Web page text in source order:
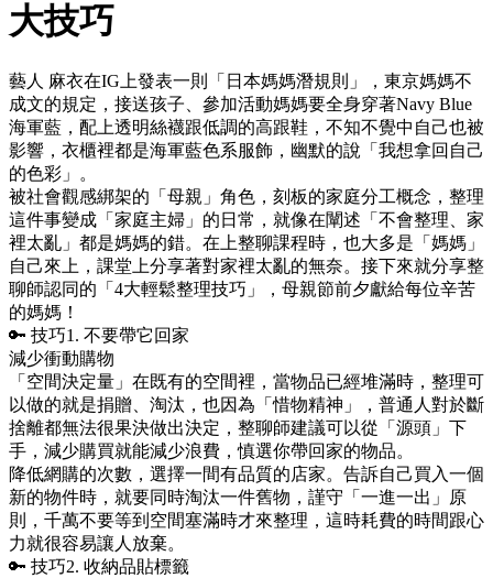
大技巧
藝人 麻衣在IG上發表一則「日本媽媽潛規則」，東京媽媽不
成文的規定，接送孩子、參加活動媽媽要全身穿著Navy Blue
海軍藍，配上透明絲襪跟低調的高跟鞋，不知不覺中自己也被
影響，衣櫃裡都是海軍藍色系服飾，幽默的說「我想拿回自己
的色彩」。
被社會觀感綁架的「母親」角色，刻板的家庭分工概念，整理
這件事變成「家庭主婦」的日常，就像在闡述「不會整理、家
裡太亂」都是媽媽的錯。在上整聊課程時，也大多是「媽媽」
自己來上，課堂上分享著對家裡太亂的無奈。接下來就分享整
聊師認同的「4大輕鬆整理技巧」，母親節前夕獻給每位辛苦
的媽媽！
🔑 技巧1. 不要帶它回家
減少衝動購物
「空間決定量」在既有的空間裡，當物品已經堆滿時，整理可
以做的就是捐贈、淘汰，也因為「惜物精神」，普通人對於斷
捨離都無法很果決做出決定，整聊師建議可以從「源頭」下
手，減少購買就能減少浪費，慎選你帶回家的物品。
降低網購的次數，選擇一間有品質的店家。告訴自己買入一個
新的物件時，就要同時淘汰一件舊物，謹守「一進一出」原
則，千萬不要等到空間塞滿時才來整理，這時耗費的時間跟心
力就很容易讓人放棄。
🔑 技巧2. 收納品貼標籤